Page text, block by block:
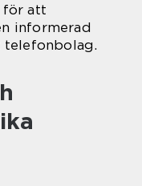
för att
informerad
telefonbolag.